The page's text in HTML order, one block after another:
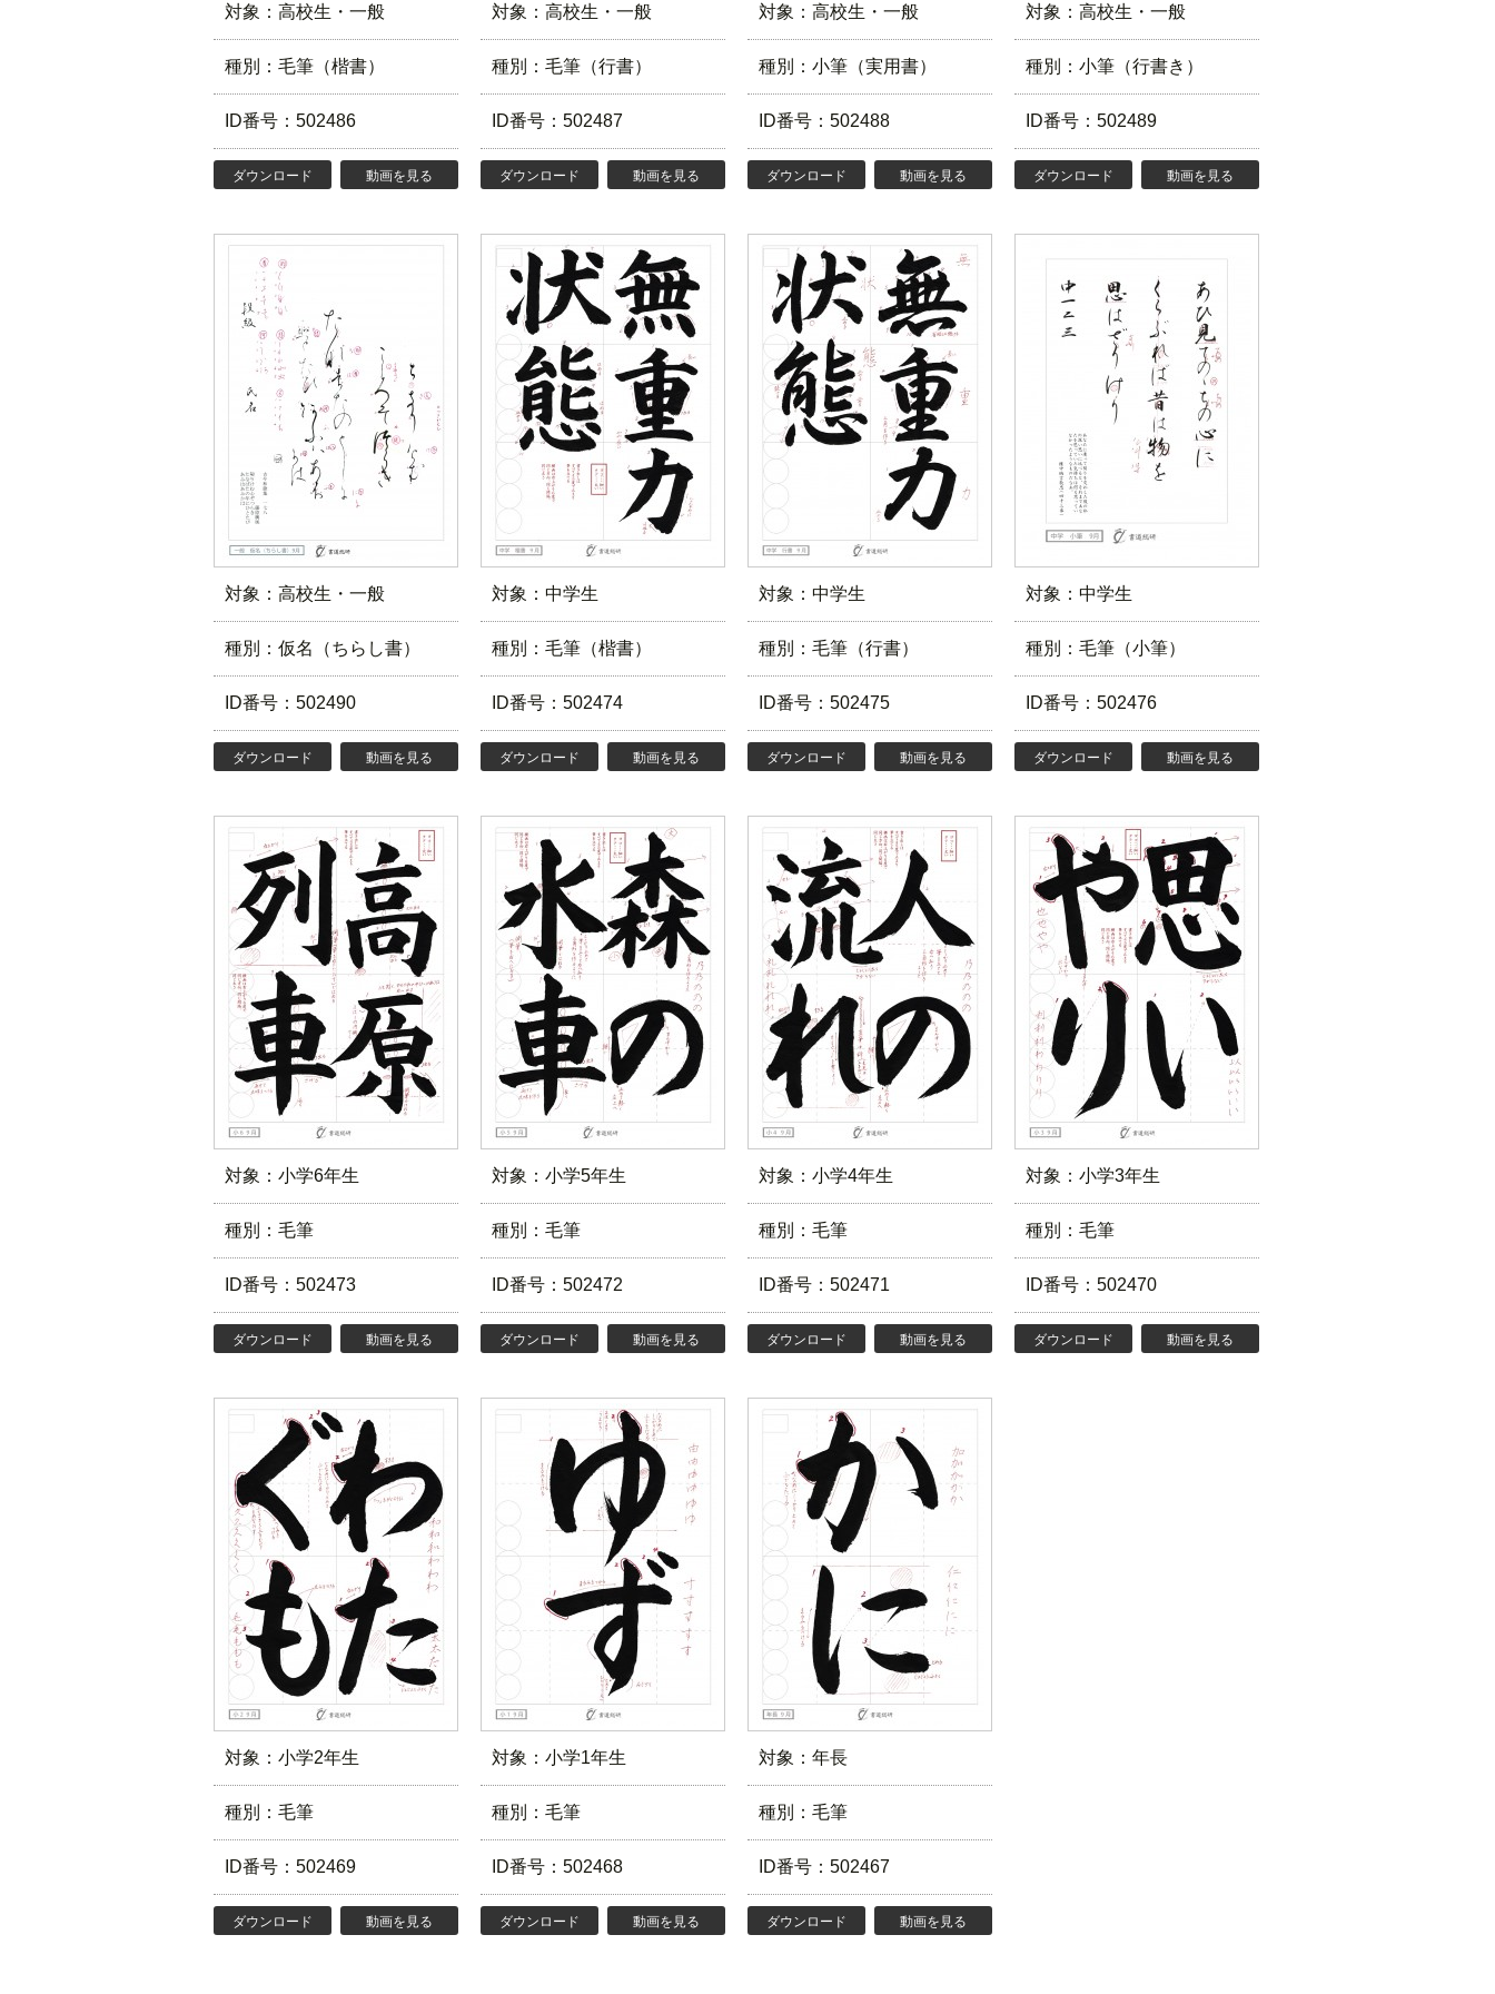
対象：高校生・一般
種別：毛筆（楷書）
ID番号：502486
ダウンロード 動画を見る
対象：高校生・一般
種別：毛筆（行書）
ID番号：502487
ダウンロード 動画を見る
対象：高校生・一般
種別：小筆（実用書）
ID番号：502488
ダウンロード 動画を見る
対象：高校生・一般
種別：小筆（行書き）
ID番号：502489
ダウンロード 動画を見る
対象：高校生・一般
種別：仮名（ちらし書）
ID番号：502490
ダウンロード 動画を見る
対象：中学生
種別：毛筆（楷書）
ID番号：502474
ダウンロード 動画を見る
対象：中学生
種別：毛筆（行書）
ID番号：502475
ダウンロード 動画を見る
対象：中学生
種別：毛筆（小筆）
ID番号：502476
ダウンロード 動画を見る
対象：小学6年生
種別：毛筆
ID番号：502473
ダウンロード 動画を見る
対象：小学5年生
種別：毛筆
ID番号：502472
ダウンロード 動画を見る
対象：小学4年生
種別：毛筆
ID番号：502471
ダウンロード 動画を見る
対象：小学3年生
種別：毛筆
ID番号：502470
ダウンロード 動画を見る
対象：小学2年生
種別：毛筆
ID番号：502469
ダウンロード 動画を見る
対象：小学1年生
種別：毛筆
ID番号：502468
ダウンロード 動画を見る
対象：年長
種別：毛筆
ID番号：502467
ダウンロード 動画を見る